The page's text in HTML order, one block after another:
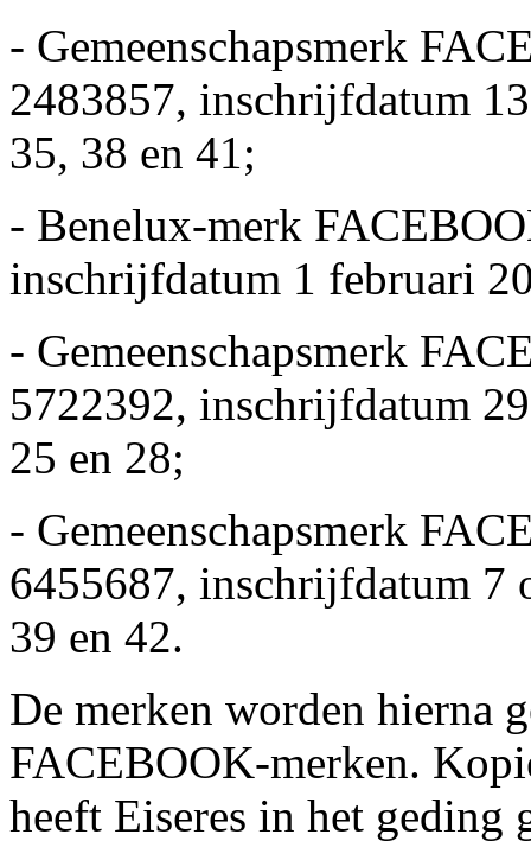
- Gemeenschapsmerk
2483857, inschrijfdatum
35, 38 en 41;
- Benelux-merk
inschrijfdatum 1 februari
- Gemeenschapsmerk
5722392, inschrijfdatum
25 en 28;
- Gemeenschapsmerk
6455687, inschrijfdatum 7
39 en 42.
De merken worden hierna
FACEBOOK-merken.
heeft Eiseres in het geding